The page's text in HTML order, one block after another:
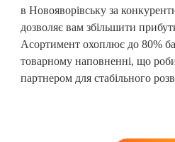
в Новояворівську за
дозволяє вам збільшити
Асортимент охоплює до 80%
товарному наповненні, що
партнером для стабільного